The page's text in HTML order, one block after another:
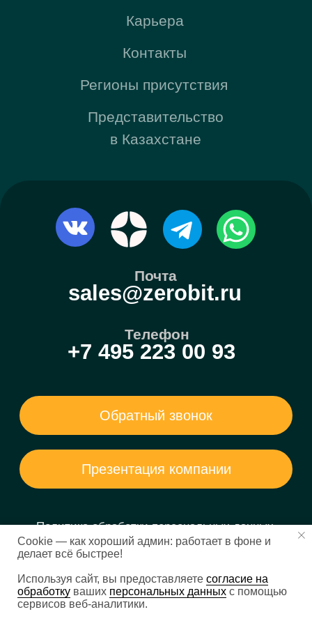
Cookie — как хороший админ: работает в фоне и
делает всё быстрее!
Используя сайт, вы предоставляете согласие на
обработку ваших персональных данных с помощью
сервисов веб-аналитики.